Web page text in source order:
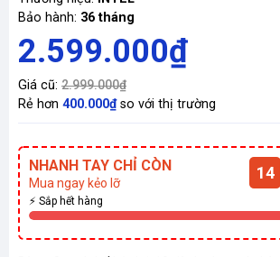
Bảo hành: 36 tháng
2.599.000₫
Giá cũ: 2.999.000₫
Rẻ hơn 400.000₫so với thị trường
NHANH TAY CHỈ CÒN
Mua ngay kẻo lỡ
14
⚡ Sắp hết hàng